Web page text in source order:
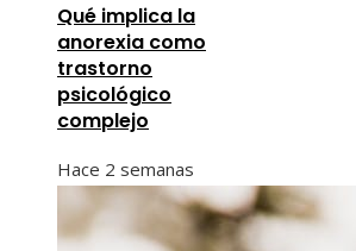
Qué implica la
anorexia como
trastorno
psicológico
complejo
Hace 2 semanas